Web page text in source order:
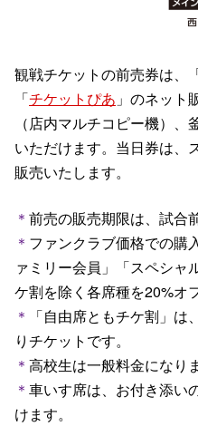
観戦チケットの前売券は、
「チケットぴあ 」のネット
（店内マルチコピー機）
いただけます。当日券は、
販売いたします。
＊ 前売の販売期限は、試合
＊ ファンクラブ価格での購
ァミリー会員」「スペシャ
ケ割を除く各席種を20%オ
＊
「自由席ともチケ割」
りチケットです。
＊ 高校生は一般料金になりま
＊ 車いす席は、お付き添い
けます。